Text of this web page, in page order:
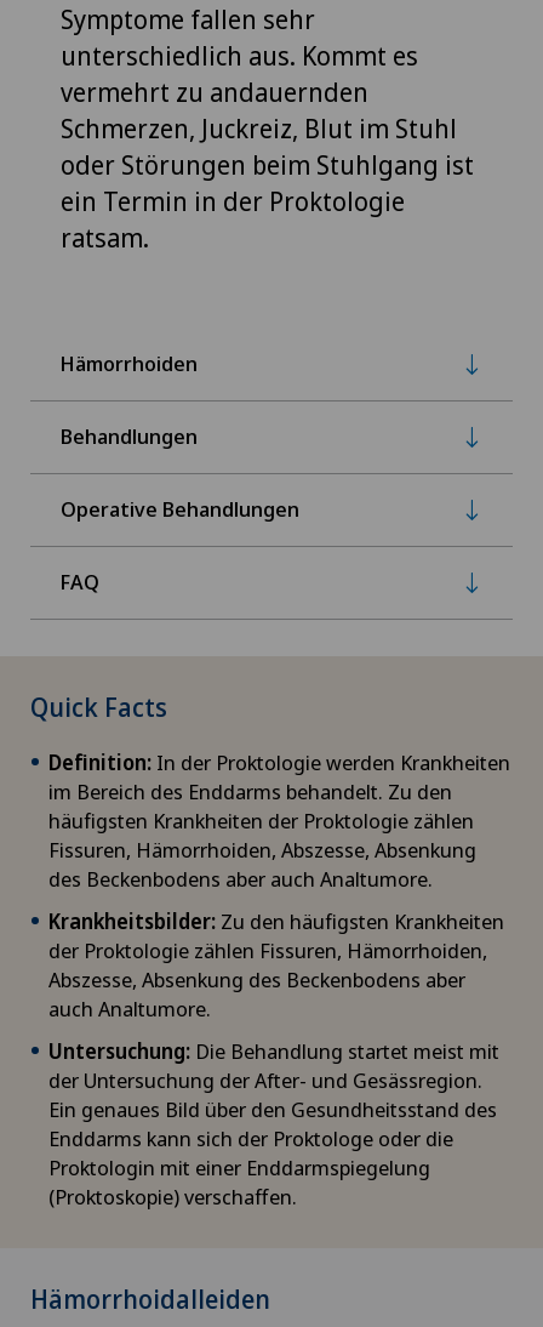
Symptome fallen sehr
unterschiedlich aus. Kommt es
vermehrt zu andauernden
Schmerzen, Juckreiz, Blut im Stuhl
oder Störungen beim Stuhlgang ist
ein Termin in der Proktologie
ratsam.
Hämorrhoiden
Behandlungen
Operative Behandlungen
FAQ
Quick Facts
Definition: In der Proktologie werden Krankheiten
im Bereich des Enddarms behandelt. Zu den
häufigsten Krankheiten der Proktologie zählen
Fissuren, Hämorrhoiden, Abszesse, Absenkung
des Beckenbodens aber auch Analtumore.
Krankheitsbilder: Zu den häufigsten Krankheiten
der Proktologie zählen Fissuren, Hämorrhoiden,
Abszesse, Absenkung des Beckenbodens aber
auch Analtumore.
Untersuchung: Die Behandlung startet meist mit
der Untersuchung der After- und Gesässregion.
Ein genaues Bild über den Gesundheitsstand des
Enddarms kann sich der Proktologe oder die
Proktologin mit einer Enddarmspiegelung
(Proktoskopie) verschaffen.
Hämorrhoidalleiden